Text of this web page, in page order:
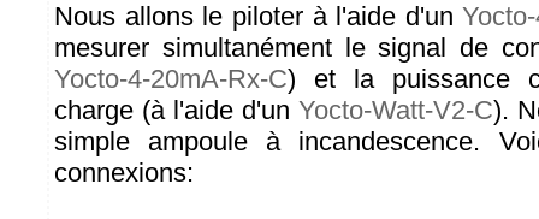
Nous allons le piloter à l'aide d'un
mesurer simultanément le signal de
Yocto-4-20mA-Rx-C) et la puissance
charge (à l'aide d'un Yocto-Watt-V2-C).
simple ampoule à incandescence.
connexions: